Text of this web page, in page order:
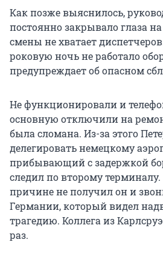
Как позже выяснилось,
постоянно закрывало глаза
смены не хватает
роковую ночь не работало
предупреждает об опасном
Не функционировали и
основную отключили на
была сломана. Из-за этого
делегировать немецкому
прибывающий с задержкой
следил по второму
причине не получил он и
Германии, который видел
трагедию. Коллега из
раз.